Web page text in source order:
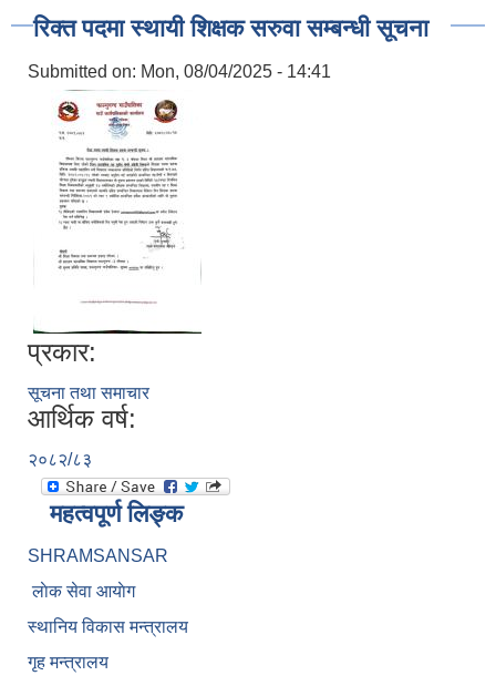
रिक्त पदमा स्थायी शिक्षक सरुवा सम्बन्धी सूचना
Submitted on: Mon, 08/04/2025 - 14:41
प्रकार:
सूचना तथा समाचार
आर्थिक वर्ष:
२०८२/८३
महत्वपूर्ण लिङ्क
SHRAMSANSAR
लाेक सेवा आयाेग
स्थानिय विकास मन्त्रालय
गृह मन्त्रालय